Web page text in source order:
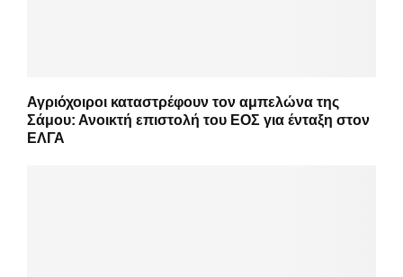
Αγριόχοιροι καταστρέφουν τον αμπελώνα της
Σάμου: Ανοικτή επιστολή του ΕΟΣ για ένταξη στον
ΕΛΓΑ